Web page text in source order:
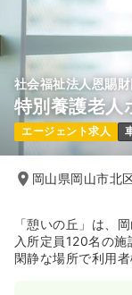
社会福祉法人恩賜
特別養護老人
エージェント求人
岡山県岡山市北
「憩いの丘」は、
入所定員120名の
閑静な場所で利用